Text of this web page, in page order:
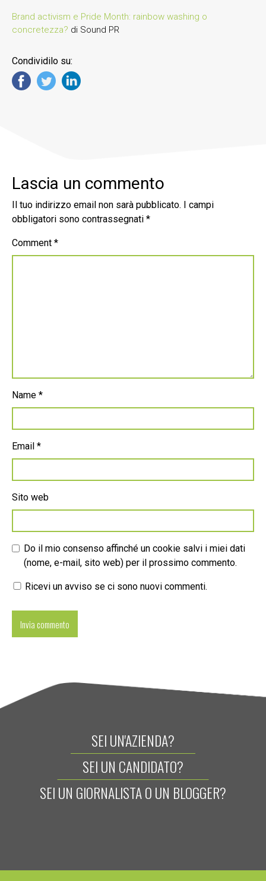
Brand activism e Pride Month: rainbow washing o
concretezza? di Sound PR
Condividilo su:
Lascia un commento
Il tuo indirizzo email non sarà pubblicato.
I campi
obbligatori sono contrassegnati *
Comment *
Name *
Email *
Sito web
Do il mio consenso affinché un cookie salvi i miei dati
(nome, e-mail, sito web) per il prossimo commento.
Ricevi un avviso se ci sono nuovi commenti.
SEI UN'AZIENDA?
SEI UN CANDIDATO?
SEI UN GIORNALISTA O UN BLOGGER?